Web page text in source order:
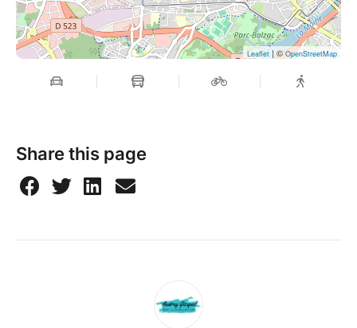
Leaflet | ©OpenStreetMap
Share this page